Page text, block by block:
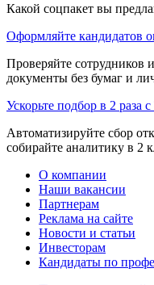
Какой соцпакет вы
Оформляйте кандидатов
Проверяйте сотрудников
документы без бумаг и
Ускорьте подбор в 2 раза
Автоматизируйте сбор
собирайте аналитику в 2
О компании
Наши вакансии
Партнерам
Реклама на сайте
Новости и статьи
Инвесторам
Кандидаты по